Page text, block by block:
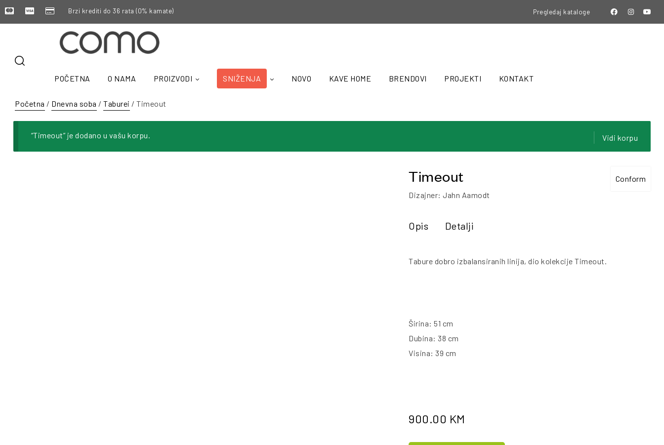
Brzi krediti do 36 rata (0% kamate) Pregledaj kataloge
POČETNA O NAMA PROIZVODI SNIŽENJA NOVO KAVE HOME BRENDOVI PROJEKTI KONTAKT
Početna / Dnevna soba / Taburei / Timeout
“Timeout” je dodano u vašu korpu. Vidi korpu
Conform
Timeout
Dizajner: Jahn Aamodt
Opis Detalji
Tabure dobro izbalansiranih linija, dio kolekcije Timeout.
Širina: 51 cm
Dubina: 38 cm
Visina: 39 cm
900.00 KM